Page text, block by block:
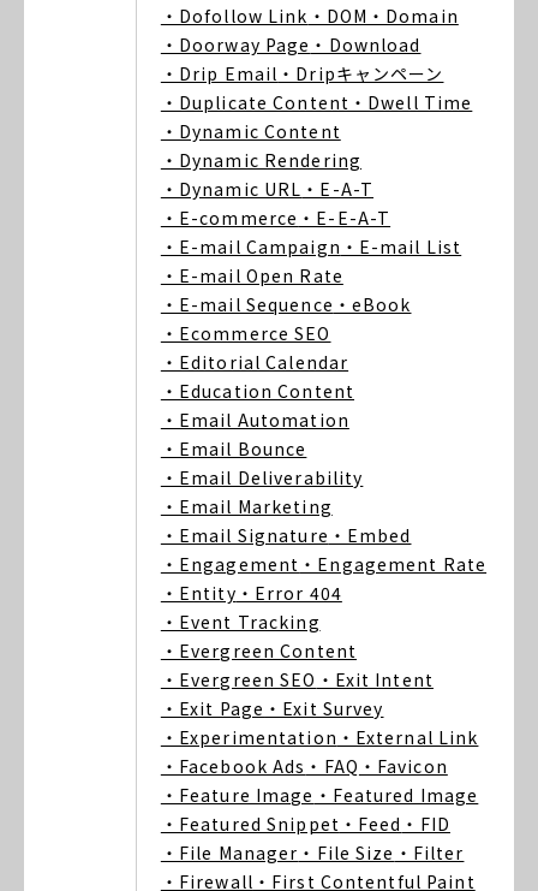
・Dofollow Link ・DOM ・Domain
・Doorway Page ・Download
・Drip Email ・Dripキャンペーン
・Duplicate Content ・Dwell Time
・Dynamic Content
・Dynamic Rendering
・Dynamic URL ・E-A-T
・E-commerce ・E-E-A-T
・E-mail Campaign ・E-mail List
・E-mail Open Rate
・E-mail Sequence ・eBook
・Ecommerce SEO
・Editorial Calendar
・Education Content
・Email Automation
・Email Bounce
・Email Deliverability
・Email Marketing
・Email Signature ・Embed
・Engagement ・Engagement Rate
・Entity ・Error 404
・Event Tracking
・Evergreen Content
・Evergreen SEO ・Exit Intent
・Exit Page ・Exit Survey
・Experimentation ・External Link
・Facebook Ads ・FAQ ・Favicon
・Feature Image ・Featured Image
・Featured Snippet ・Feed ・FID
・File Manager ・File Size ・Filter
・Firewall ・First Contentful Paint